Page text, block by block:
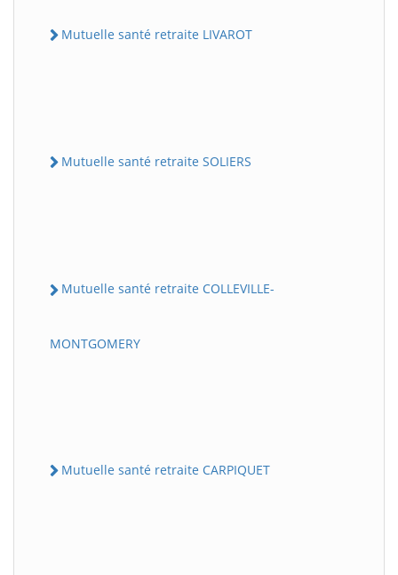
Mutuelle santé retraite LIVAROT
Mutuelle santé retraite SOLIERS
Mutuelle santé retraite COLLEVILLE-
MONTGOMERY
Mutuelle santé retraite CARPIQUET